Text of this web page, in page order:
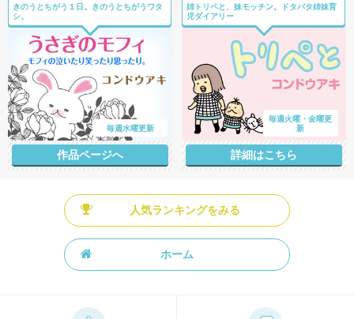
きのうとちがう１日。きのうとちがうワタ
シ。
毎週水曜更新
作品ページへ
姉トリペと、妹モッチン。ドタバタ姉妹育
児ダイアリー
毎週火曜・金曜更
新
詳細はこちら
人気ランキングをみる
ホーム